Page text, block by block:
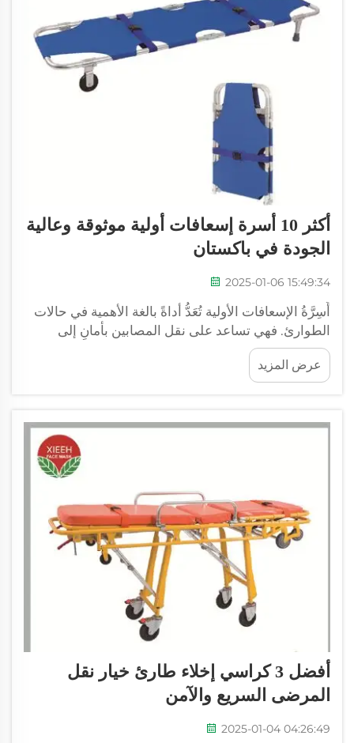
أكثر 10 أسرة إسعافات أولية موثوقة وعالية
الجودة في باكستان
2025-01-06 15:49:34
أَسِرَّةُ الإسعافات الأولية تُعَدُّ أداةً بالغة الأهمية في حالات
الطوارئ. فهي تساعد على نقل المصابين بأمانٍ إلى
المستشفيات أو العيادات. وفي باكستان، يتوفر عددٌ كبيرٌ
من أنواع أَسِرَّةِ الإسعافات الأولية المختلفة. ولذلك يجب
عرض المزيد
أفضل 3 كراسي إخلاء طارئ خيار نقل
المرضى السريع والآمن
2025-01-04 04:26:49